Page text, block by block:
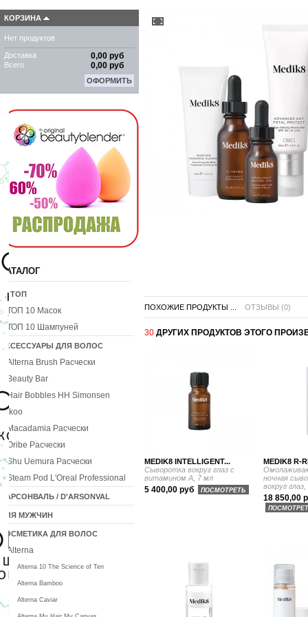
ПОХОЖИЕ ПРОДУКТЫ ... ОТЗЫВЫ (0)
30 ДРУГИХ ПРОДУКТОВ ЭТОГО
MEDIK8 INTELLIGENT...
Сыворотка вокруг глаз с
витамином А, 7 мл
5 400,00 руб ПОСМОТРЕТЬ
MEDIK8 R-
ночная
вокруг
18 850,00
КОРЗИНА
Нет продуктов
Доставка 0,00 руб
Всего 0,00 руб
ОФОРМИТЬ
КАТАЛОГ
10 ТОП
ТОП 10 Масок
ТОП 10 Шампуней
АКСЕССУАРЫ ДЛЯ ВОЛОС
Alterna Brush Расчески
Beauty Bar
Hair Bobbles HH Simonsen
Ikoo
Macadamia Расчески
Oribe Расчески
Shu Uemura Расчески
Steam Pod L'Oreal Professional
ДАРСОНВАЛЬ / D'ARSONVAL
ДЛЯ МУЖЧИН
КОСМЕТИКА ДЛЯ ВОЛОС
Alterna
Alterna 10 The Science of Ten
Alterna Bamboo
Alterna Caviar